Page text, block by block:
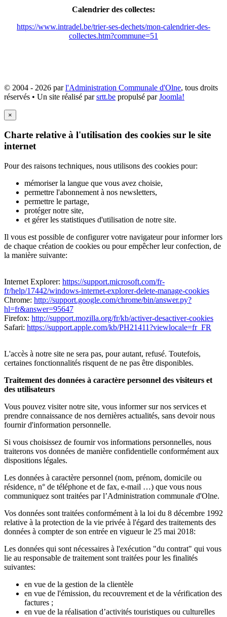
Calendrier des collectes:
https://www.intradel.be/trier-ses-dechets/mon-calendrier-des-
collectes.htm?commune=51
© 2004 - 2026 parl'Administration Communale d'Olne, tous droits
réservés • Un site réalisé parsrtt.be propulsé parJoomla!
×
Charte relative à l'utilisation des cookies sur le site
internet
Pour des raisons techniques, nous utilisons des cookies pour:
mémoriser la langue que vous avez choisie,
permettre l'abonnement à nos newsletters,
permettre le partage,
protéger notre site,
et gérer les statistiques d'utilisation de notre site.
Il vous est possible de configurer votre navigateur pour informer lors
de chaque création de cookies ou pour empêcher leur confection, de
la manière suivante:
Internet Explorer: https://support.microsoft.com/fr-
fr/help/17442/windows-internet-explorer-delete-manage-cookies
Chrome: http://support.google.com/chrome/bin/answer.py?
hl=fr&answer=95647
Firefox: http://support.mozilla.org/fr/kb/activer-desactiver-cookies
Safari: https://support.apple.com/kb/PH21411?viewlocale=fr_FR
L'accès à notre site ne sera pas, pour autant, refusé. Toutefois,
certaines fonctionnalités risquent de ne pas être disponibles.
Traitement des données à caractère personnel des visiteurs et
des utilisateurs
Vous pouvez visiter notre site, vous informer sur nos services et
prendre connaissance de nos dernières actualités, sans devoir nous
fournir d'information personnelle.
Si vous choisissez de fournir vos informations personnelles, nous
traiterons vos données de manière confidentielle conformément aux
dispositions légales.
Les données à caractère personnel (nom, prénom, domicile ou
résidence, n° de téléphone et de fax, e-mail …) que vous nous
communiquez sont traitées par l’Administration communale d'Olne.
Vos données sont traitées conformément à la loi du 8 décembre 1992
relative à la protection de la vie privée à l'égard des traitements des
données à compter de son entrée en vigueur le 25 mai 2018:
Les données qui sont nécessaires à l'exécution "du contrat" qui vous
lie au responsable de traitement sont traitées pour les finalités
suivantes:
en vue de la gestion de la clientèle
en vue de l'émission, du recouvrement et de la vérification des
factures ;
en vue de la réalisation d’activités touristiques ou culturelles